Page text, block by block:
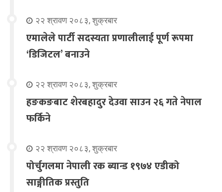
२२ श्रावण २०८३, शुक्रबार
एमालेले पार्टी सदस्यता प्रणालीलाई पूर्ण रूपमा
‘डिजिटल’ बनाउने
२२ श्रावण २०८३, शुक्रबार
हङकङबाट शेरबहादुर देउवा साउन २६ गते नेपाल
फर्किने
२२ श्रावण २०८३, शुक्रबार
पोर्चुगलमा नेपाली रक ब्यान्ड १९७४ एडीको
साङ्गीतिक प्रस्तुति